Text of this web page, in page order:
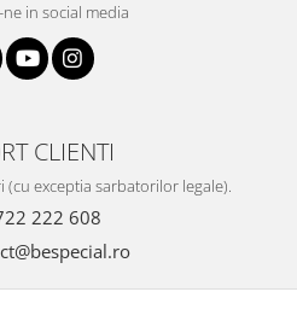
in social media
CLIENTI
(cu exceptia sarbatorilor legale).
222 608